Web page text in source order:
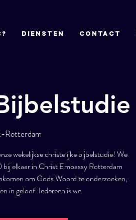
DIENSTEN CONTACT
Rotterdam
wekelijkse christelijke bijbelstudie! We
elkaar in Christ Embassy Rotterdam
om Gods Woord te onderzoeken,
in geloof. Iedereen is we